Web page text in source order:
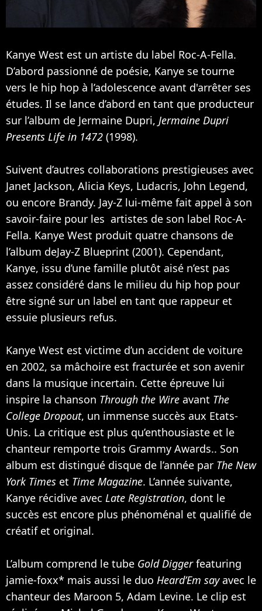
Kanye West est un artiste du label Roc-A-Fella.
D’abord passionné de poésie, Kanye se tourne
vers le hip hop à l’adolescence avant d'arrêter ses
études. Il se lance d’abord en tant que producteur
sur l’album de Jermaine Dupri, Jermaine Dupri
Presents Life in 1472 (1998).
Suivent d’autres collaborations prestigieuses avec
Janet Jackson, Alicia Keys, Ludacris, John Legend,
ou encore Brandy. Jay-Z lui-même fait appel à son
savoir-faire pour les artistes de son label Roc-A-
Fella. Kanye West produit quatre chansons de
l’album deJay-Z Blueprint (2001). Cependant,
Kanye, issu d’une famille plutôt aisé n’est pas
assez considéré dans le milieu du hip hop pour
être signé sur un label en tant que rappeur et
essuie plusieurs refus.
Kanye West est victime d’un accident de voiture
en 2002, sa mâchoire est fracturée et son avenir
dans la musique incertain. Cette épreuve lui
inspire la chanson Through the Wire avant The
College Dropout, un immense succès aux Etats-
Unis. La critique est plus qu’enthousiaste et le
chanteur remporte trois Grammy Awards.. Son
album est distingué disque de l’année par The New
York Times et Time Magazine. L’année suivante,
Kanye récidive avec Late Registration, dont le
succès est encore plus phénoménal et qualifié de
créatif et original.
L’album comprend le tube Gold Diggerfeaturing
jamie-foxx* mais aussi le duo Heard’Em sayavec le
chanteur des Maroon 5, Adam Levine. Le clip est